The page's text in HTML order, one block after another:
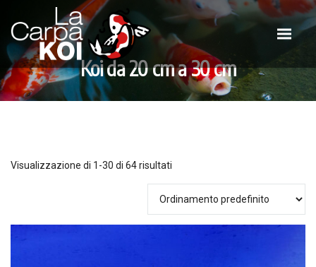
Koi da 20 cm a 30 cm
Visualizzazione di 1-30 di 64 risultati